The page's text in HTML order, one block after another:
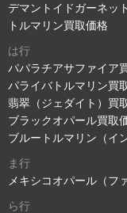
デマントイドガーネッ
トルマリン買取価格
は行
パパラチアサファイア
パライバトルマリン買
翡翠（ジェダイト）買
ブラックオパール買取
ブルートルマリン（イ
ま行
メキシコオパール（フ
ら行